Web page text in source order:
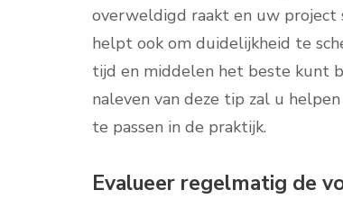
overweldigd raakt en uw project
helpt ook om duidelijkheid te
tijd en middelen het beste kunt
naleven van deze tip zal u
te passen in de praktijk.
Evalueer regelmatig de